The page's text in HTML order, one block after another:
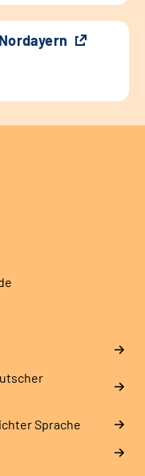
Sprache